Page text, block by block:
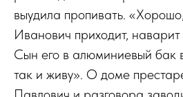
выудила пропивать.
Иванович приходит,
Сын его в алюминиевый бак
так и живу». О доме